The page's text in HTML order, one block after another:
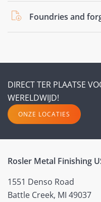
Foundries and
DIRECT TER PLAATSE
WERELDWIJD!
ONZE LOCATIES
Rosler Metal Finishing
1551 Denso Road
Battle Creek, MI 49037